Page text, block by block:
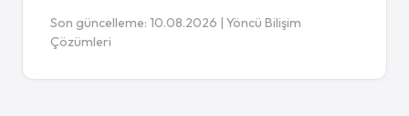
Son güncelleme: 10.08.2026 | Yöncü Bilişim
Çözümleri